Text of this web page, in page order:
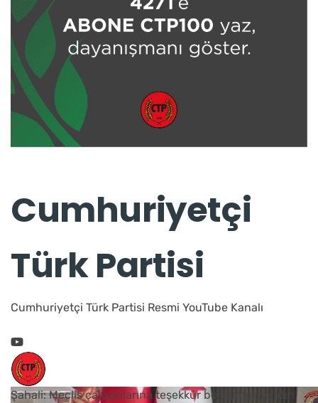
Cumhuriyetçi
Türk Partisi
Cumhuriyetçi Türk Partisi Resmi YouTube Kanalı
Şahali: Meclis çalışanlarına teşekkür borcumuz vardır